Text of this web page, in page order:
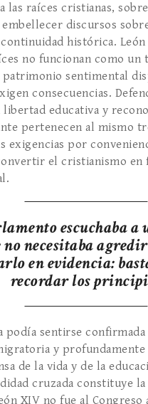
las raíces cristianas,
discursos
histórica.
no funcionan como un
sentimental
consecuencias.
educativa y
pertenecen al mismo
exigencias por
el cristianismo
escuchaba a
no necesitaba
en evidencia:
recordar los
podía sentirse
y profundamente
de la vida y de la
cruzada constituye
XIV no fue al